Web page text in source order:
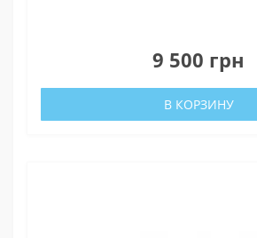
9 500 грн
В КОРЗИНУ